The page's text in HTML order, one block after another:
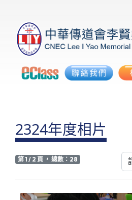
2324年度相片
第 1 / 2 頁 ， 總數：28